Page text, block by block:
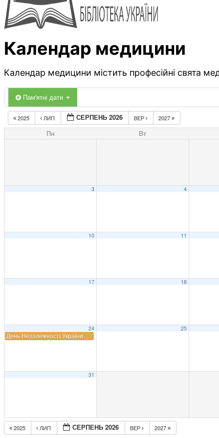
Календар медицини
Календар медицини містить професійні свята
Пам'ятні дати
2025 ЛИП СЕРПЕНЬ 2026 ВЕР 2027
Пн Вт
3 4
10 11
17 18
24
День Незалежності України
25
31
2025 ЛИП СЕРПЕНЬ 2026 ВЕР 2027